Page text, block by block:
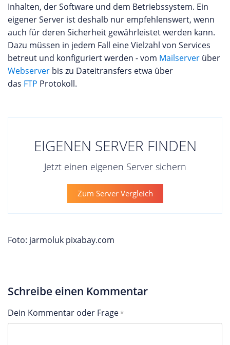
Inhalten, der Software und dem Betriebssystem. Ein
eigener Server ist deshalb nur empfehlenswert, wenn
auch für deren Sicherheit gewährleistet werden kann.
Dazu müssen in jedem Fall eine Vielzahl von Services
betreut und konfiguriert werden - vom Mailserver über
Webserver bis zu Dateitransfers etwa über
das FTP Protokoll.
EIGENEN SERVER FINDEN
Jetzt einen eigenen Server sichern
Zum Server Vergleich
Foto: jarmoluk pixabay.com
Schreibe einen Kommentar
Dein Kommentar oder Frage